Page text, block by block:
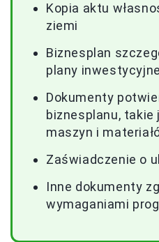
Kopia aktu
ziemi
Biznesplan
plany inwestycyjne
Dokumenty
biznesplanu, takie
maszyn i
Zaświadczenie o
Inne dokumenty
wymaganiami